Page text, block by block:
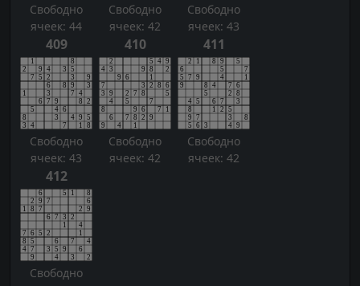
Свободно
ячеек: 44
Свободно
ячеек: 42
Свободно
ячеек: 43
409
Свободно
ячеек: 43
410
Свободно
ячеек: 42
411
Свободно
ячеек: 42
412
Свободно